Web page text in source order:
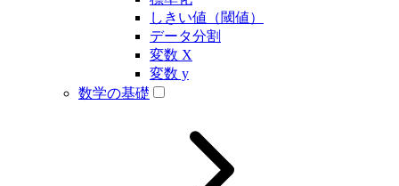
しきい値（閾値）
データ分割
変数 X
変数 y
数学の基礎